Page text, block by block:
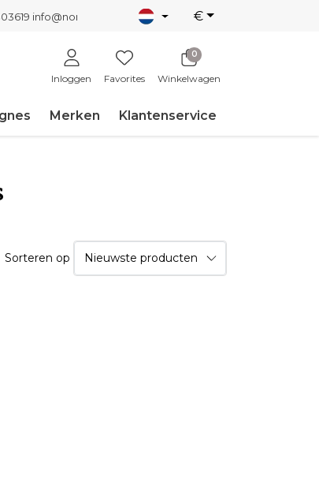
info@nordicnew.nl €
Inloggen Favorites
0
Winkelwagen
Merken Klantenservice
Sorteren op